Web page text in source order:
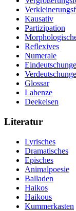
Kausativ
Partizipation
Reflexives
Numerale
Glossar
Labenze
Deekelsen
Literatur
Lyrisches
Dramatisches
Episches
Animalpoesie
Balladen
Haikos
Haikous
Kummerkasten